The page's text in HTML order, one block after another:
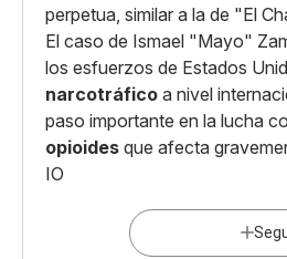
perpetua, similar a la de "El
El caso de Ismael "Mayo"
los esfuerzos de Estados
narcotráfico a nivel
paso importante en la lucha
opioides que afecta
IO